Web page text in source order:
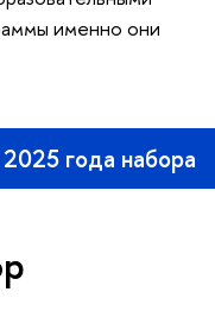
именно они
года набора